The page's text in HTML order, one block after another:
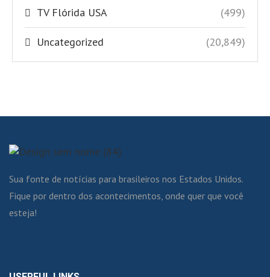
TV Flórida USA (499)
Uncategorized (20,849)
Sua fonte de notícias para brasileiros nos Estados Unidos.
Fique por dentro dos acontecimentos, onde quer que você
esteja!